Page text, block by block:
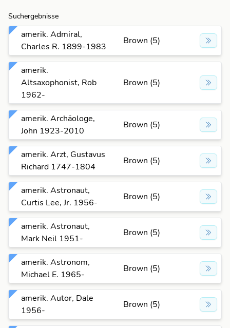
Suchergebnisse
amerik. Admiral,
Charles R. 1899-1983
Brown (5)
amerik.
Altsaxophonist, Rob
1962-
Brown (5)
amerik. Archäologe,
John 1923-2010
Brown (5)
amerik. Arzt, Gustavus
Richard 1747-1804
Brown (5)
amerik. Astronaut,
Curtis Lee, Jr. 1956-
Brown (5)
amerik. Astronaut,
Mark Neil 1951-
Brown (5)
amerik. Astronom,
Michael E. 1965-
Brown (5)
amerik. Autor, Dale
1956-
Brown (5)